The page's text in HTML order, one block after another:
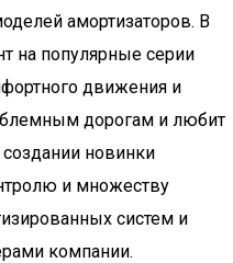
амортизаторов. В
на популярные серии
движения и
дорогам и любит
новинки
и множеству
систем и
компании.